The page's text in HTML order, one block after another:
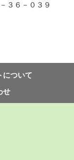
３６－０３９
について
せ